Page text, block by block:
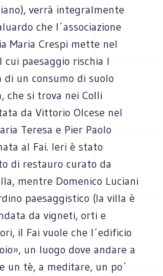
verrà integralmente
che l´associazione
Maria Crespi mette nel
cui paesaggio rischia l
di un consumo di suolo
che si trova nei Colli
da Vittorio Olcese nel
Teresa e Pier Paolo
al Fai. Ieri è stato
di restauro curato da
mentre Domenico Luciani
paesaggistico (la villa è
da vigneti, orti e
il Fai vuole che l´edificio
un luogo dove andare a
un tè, a meditare, un po´